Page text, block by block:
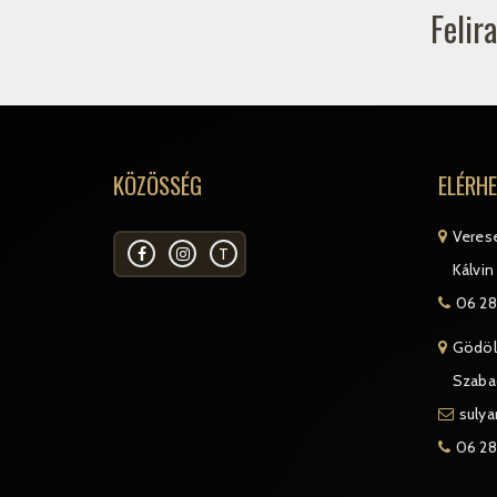
KÖZÖSSÉG
T
Kálvin
06
06